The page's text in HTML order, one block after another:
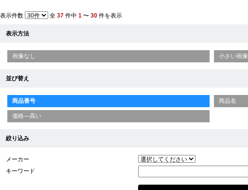
表示件数 全 37 件中 1 〜 30 件を表示
表示方法
画像なし 小さい画像
並び替え
商品番号 商品名
価格—高い
絞り込み
メーカー
キーワード